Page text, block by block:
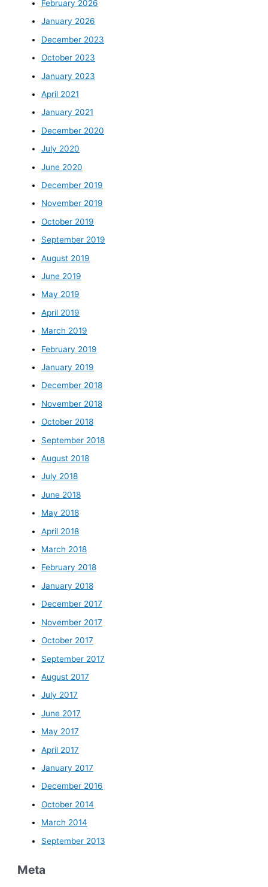
February 2026
January 2026
December 2023
October 2023
January 2023
April 2021
January 2021
December 2020
July 2020
June 2020
December 2019
November 2019
October 2019
September 2019
August 2019
June 2019
May 2019
April 2019
March 2019
February 2019
January 2019
December 2018
November 2018
October 2018
September 2018
August 2018
July 2018
June 2018
May 2018
April 2018
March 2018
February 2018
January 2018
December 2017
November 2017
October 2017
September 2017
August 2017
July 2017
June 2017
May 2017
April 2017
January 2017
December 2016
October 2014
March 2014
September 2013
Meta